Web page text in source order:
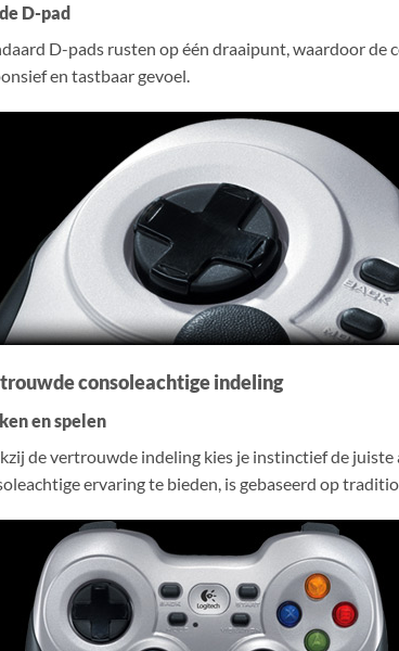
D-pad
D-pads rusten op één draaipunt, waardoor de
en tastbaar gevoel.
consoleachtige indeling
en spelen
de vertrouwde indeling kies je instinctief de
ervaring te bieden, is gebaseerd op